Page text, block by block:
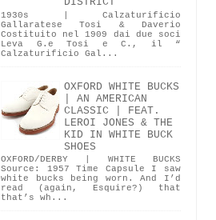
1930s | Calzaturificio
Gallaratese Tosi & Daverio
Costituito nel 1909 dai due soci
Leva G.e Tosi e C., il “
Calzaturificio Gal...
OXFORD WHITE BUCKS
| AN AMERICAN
CLASSIC | FEAT.
LEROI JONES & THE
KID IN WHITE BUCK
SHOES
OXFORD/DERBY | WHITE BUCKS
Source: 1957 Time Capsule I saw
white bucks being worn. And I’d
read (again, Esquire?) that
that’s wh...